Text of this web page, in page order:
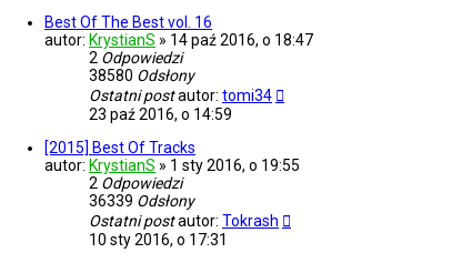
Best Of The Best vol. 16
autor: KrystianS » 14 paź 2016, o 18:47
2 Odpowiedzi
38580 Odsłony
Ostatni postautor: tomi34
23 paź 2016, o 14:59
[2015] Best Of Tracks
autor: KrystianS » 1 sty 2016, o 19:55
2 Odpowiedzi
36339 Odsłony
Ostatni postautor: Tokrash
10 sty 2016, o 17:31